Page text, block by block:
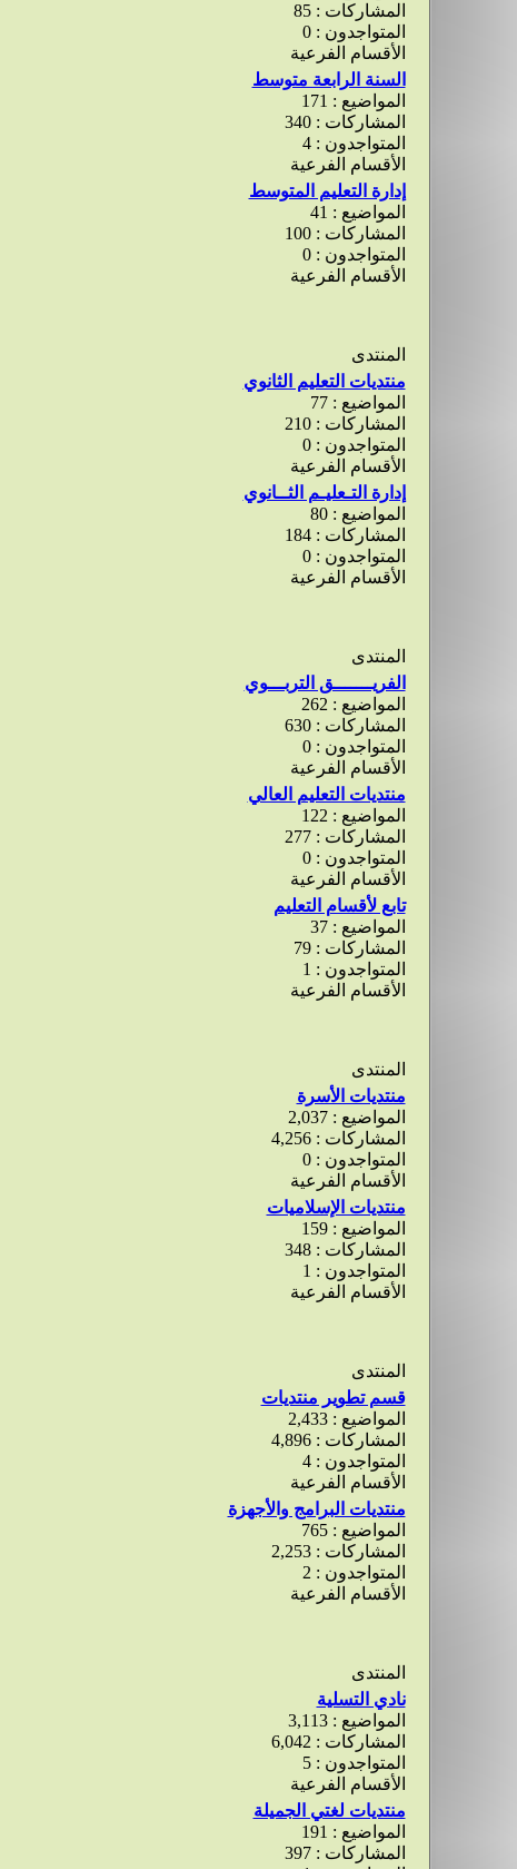
المشاركات : 85
المتواجدون : 0
الأقسام الفرعية
السنة الرابعة متوسط
المواضيع : 171
المشاركات : 340
المتواجدون : 4
الأقسام الفرعية
إدارة التعليم المتوسط
المواضيع : 41
المشاركات : 100
المتواجدون : 0
الأقسام الفرعية
المنتدى
منتديات التعليم الثانوي
المواضيع : 77
المشاركات : 210
المتواجدون : 0
الأقسام الفرعية
إدارة التـعليـم الثــانوي
المواضيع : 80
المشاركات : 184
المتواجدون : 0
الأقسام الفرعية
المنتدى
الفريـــــــق التربـــوي
المواضيع : 262
المشاركات : 630
المتواجدون : 0
الأقسام الفرعية
منتديات التعليم العالي
المواضيع : 122
المشاركات : 277
المتواجدون : 0
الأقسام الفرعية
تابع لأقسام التعليم
المواضيع : 37
المشاركات : 79
المتواجدون : 1
الأقسام الفرعية
المنتدى
منتديات الأسرة
المواضيع : 2,037
المشاركات : 4,256
المتواجدون : 0
الأقسام الفرعية
منتديات الإسلاميات
المواضيع : 159
المشاركات : 348
المتواجدون : 1
الأقسام الفرعية
المنتدى
قسم تطوير منتديات
المواضيع : 2,433
المشاركات : 4,896
المتواجدون : 4
الأقسام الفرعية
منتديات البرامج والأجهزة
المواضيع : 765
المشاركات : 2,253
المتواجدون : 2
الأقسام الفرعية
المنتدى
نادي التسلية
المواضيع : 3,113
المشاركات : 6,042
المتواجدون : 5
الأقسام الفرعية
منتديات لغتي الجميلة
المواضيع : 191
المشاركات : 397